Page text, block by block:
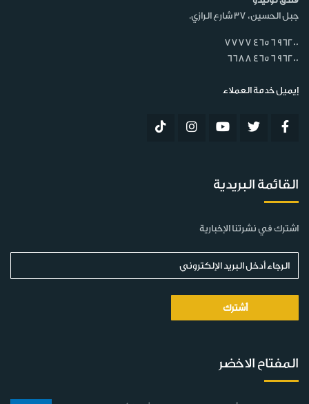
جبل الحسين، 37 شارع الرازي.
7777 465 6 96200
6688 465 6 96200
إيميل خدمة العملاء
القائمة البريدية
اشترك في نشرتنا الإخبارية
المفتاح الاخضر